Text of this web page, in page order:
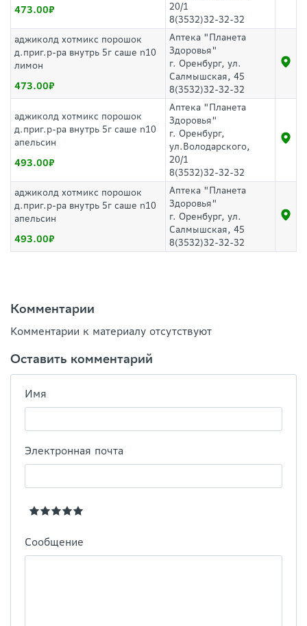
473.00
20/1
8(3532)32-32-32
аджиколд хотмикс порошок
д.приг.р-ра внутрь 5г саше n10
лимон
473.00
Аптека "Планета
Здоровья"
г. Оренбург, ул.
Салмышская, 45
8(3532)32-32-32
аджиколд хотмикс порошок
д.приг.р-ра внутрь 5г саше n10
апельсин
493.00
Аптека "Планета
Здоровья"
г. Оренбург,
ул.Володарского,
20/1
8(3532)32-32-32
аджиколд хотмикс порошок
д.приг.р-ра внутрь 5г саше n10
апельсин
493.00
Аптека "Планета
Здоровья"
г. Оренбург, ул.
Салмышская, 45
8(3532)32-32-32
Комментарии
Комментарии к материалу отсутствуют
Оставить комментарий
Имя
Электронная почта
Сообщение